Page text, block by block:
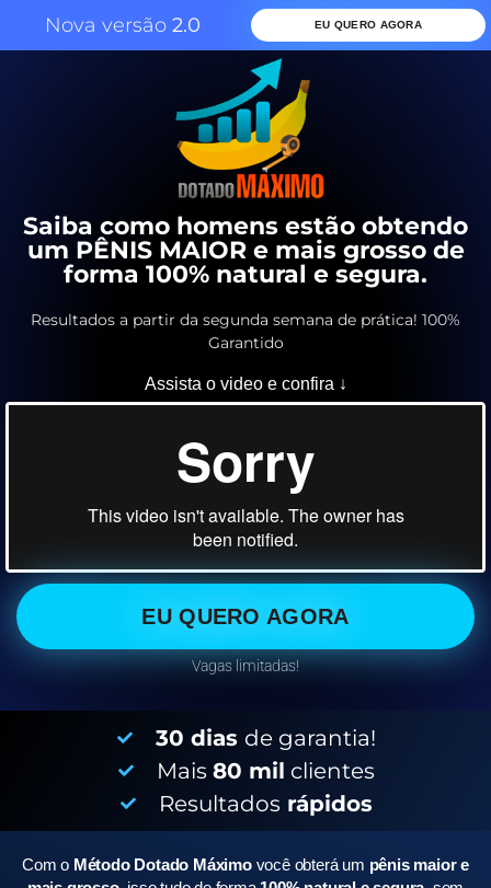
Nova versão 2.0 EU QUERO AGORA
Saiba como homens estão obtendo
um PÊNIS MAIOR e mais grosso de
forma 100% natural e segura.
Resultados a partir da segunda semana de prática! 100%
Garantido
Assista o video e confira ↓
EU QUERO AGORA
Vagas limitadas!
30 dias de garantia!
Mais 80 mil clientes
Resultados rápidos
Com o Método Dotado Máximo você obterá um pênis maior e